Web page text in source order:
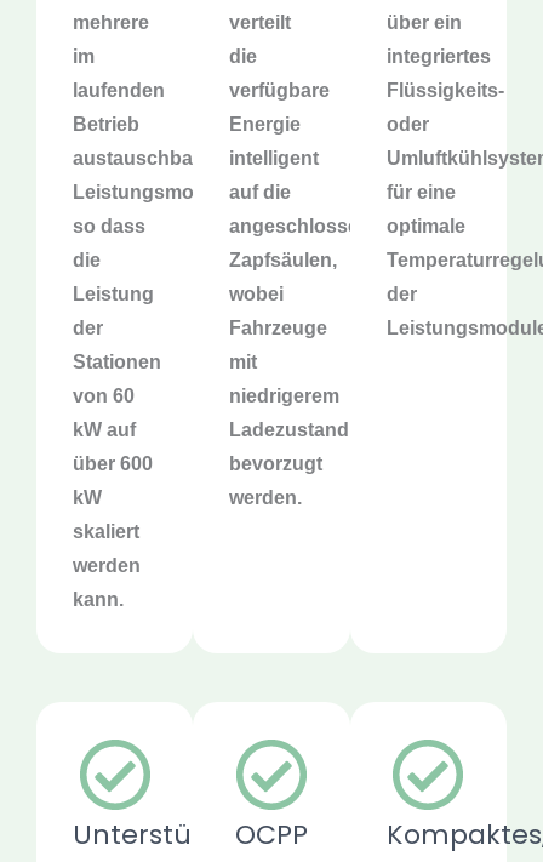
mehrere
im
laufenden
Betrieb
austauschbare
Leistungsmodule,
so dass
die
Leistung
der
Stationen
von 60
kW auf
über 600
kW
skaliert
werden
kann.
verteilt
die
verfügbare
Energie
intelligent
auf die
angeschlossenen
Zapfsäulen,
wobei
Fahrzeuge
mit
niedrigerem
Ladezustand
bevorzugt
werden.
über ein
integriertes
Flüssigkeits-
oder
für eine
optimale
der
UnterstützungOCPP